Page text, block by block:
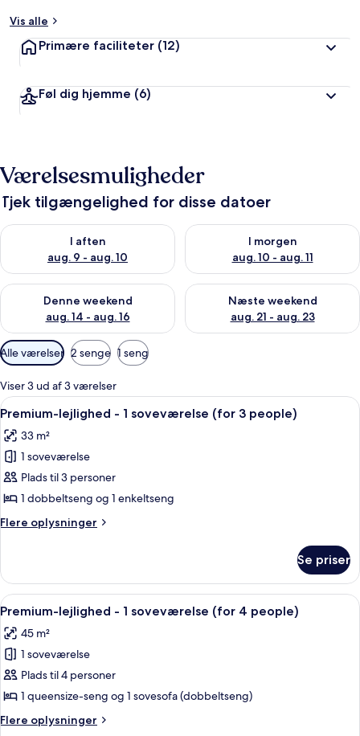
Vis alle
Primære faciliteter (12)
Føl dig hjemme (6)
Værelsesmuligheder
Tjek tilgængelighed for disse datoer
I aften
aug. 9 - aug. 10
Tjek tilgængelighed for i aften aug. 9 - aug. 10
I morgen
aug. 10 - aug. 11
Tjek tilgængelighed for i
Denne weekend
aug. 14 - aug. 16
Tjek tilgængelighed for denne weekend aug. 14 - aug. 16
Næste weekend
aug. 21 - aug. 23
Tjek tilgængelighed for næste
Tilgængelige
filtre
for
værelser
Alle værelser 2 senge 1 seng
Viser 3 ud af 3 værelser
Indlæs
alle
billeder
af
Premium-
lejlighed
-
1
(for
people)
Et hotelværelse med en seng, et
5
Premium-lejlighed - 1 soveværelse (for 3 people)
33 m²
1 soveværelse
Plads til 3 personer
1 dobbeltseng og 1 enkeltseng
Flere oplysninger
Flere
lejlighed
1
(for
3
people)
Se priser
Indlæs
alle
billeder
af
Premium-
lejlighed
-
1
En moderne stue med spiseplads,
6
Premium-lejlighed - 1 soveværelse (for 4 people)
45 m²
1 soveværelse
Plads til 4 personer
1 queensize-seng og 1 sovesofa (dobbeltseng)
Flere oplysninger
Flere